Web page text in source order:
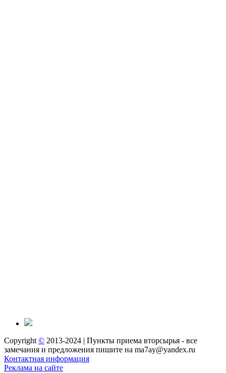
Copyright © 2013-2024 | Пункты приема вторсырья - все
замечания и предложения пишите на ma7ay@yandex.ru
Контактная информация
Реклама на сайте